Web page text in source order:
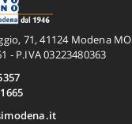
71, 41124 Modena MO
- P.IVA 03223480363